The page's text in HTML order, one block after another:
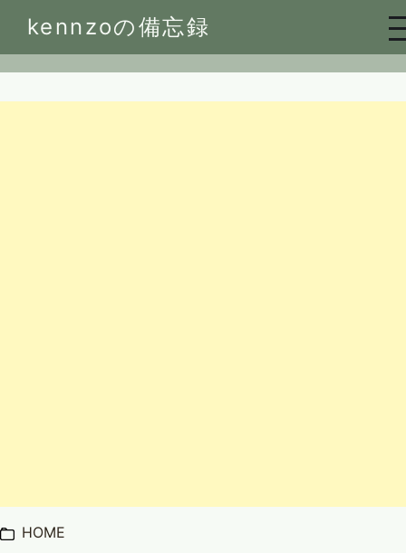
kennzoの備忘録
to
content
HOME